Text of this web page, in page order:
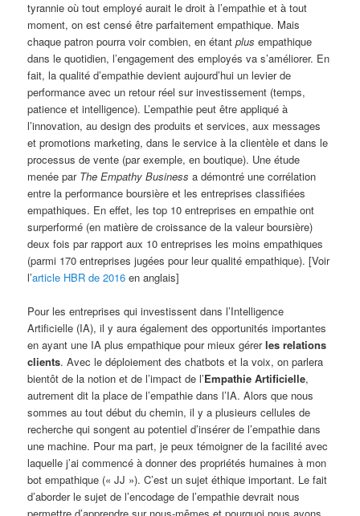
tyrannie où tout employé aurait le droit à l’empathie et à tout
moment, on est censé être parfaitement empathique. Mais
chaque patron pourra voir combien, en étantplus empathique
dans le quotidien, l’engagement des employés va s’améliorer. En
fait, la qualité d’empathie devient aujourd’hui un levier de
performance avec un retour réel sur investissement (temps,
patience et intelligence). L’empathie peut être appliqué à
l’innovation, au design des produits et services, aux messages
et promotions marketing, dans le service à la clientèle et dans le
processus de vente (par exemple, en boutique). Une étude
menée par The Empathy Business a démontré une corrélation
entre la performance boursière et les entreprises classifiées
empathiques. En effet, les top 10 entreprises en empathie ont
surperformé (en matière de croissance de la valeur boursière)
deux fois par rapport aux 10 entreprises les moins empathiques
(parmi 170 entreprises jugées pour leur qualité empathique). [Voir
l’article HBR de 2016 en anglais]
Pour les entreprises qui investissent dans l’Intelligence
Artificielle (IA), il y aura également des opportunités importantes
en ayant une IA plus empathique pour mieux gérerles relations
clients. Avec le déploiement des chatbots et la voix, on parlera
bientôt de la notion et de l’impact de l’Empathie Artificielle,
autrement dit la place de l’empathie dans l’IA. Alors que nous
sommes au tout début du chemin, il y a plusieurs cellules de
recherche qui songent au potentiel d’insérer de l’empathie dans
une machine. Pour ma part, je peux témoigner de la facilité avec
laquelle j’ai commencé à donner des propriétés humaines à mon
bot empathique (« JJ »). C’est un sujet éthique important. Le fait
d’aborder le sujet de l’encodage de l’empathie devrait nous